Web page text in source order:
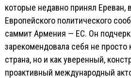
которые недавно принял Ереван,
Европейского политического
саммит Армения — ЕС. Он
зарекомендовала себя не просто
страна, но и как уверенный,
проактивный международный